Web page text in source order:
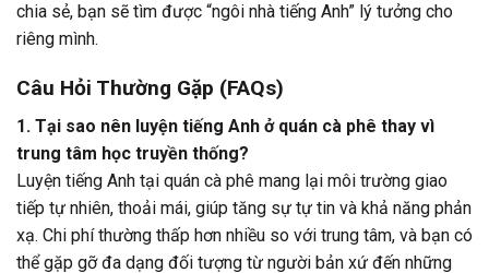
chia sẻ, bạn sẽ tìm được “ngôi nhà tiếng Anh” lý tưởng cho
riêng mình.
Câu Hỏi Thường Gặp (FAQs)
1. Tại sao nên luyện tiếng Anh ở quán cà phê thay vì
trung tâm học truyền thống?
Luyện tiếng Anh tại quán cà phê mang lại môi trường giao
tiếp tự nhiên, thoải mái, giúp tăng sự tự tin và khả năng phản
xạ. Chi phí thường thấp hơn nhiều so với trung tâm, và bạn có
thể gặp gỡ đa dạng đối tượng từ người bản xứ đến những